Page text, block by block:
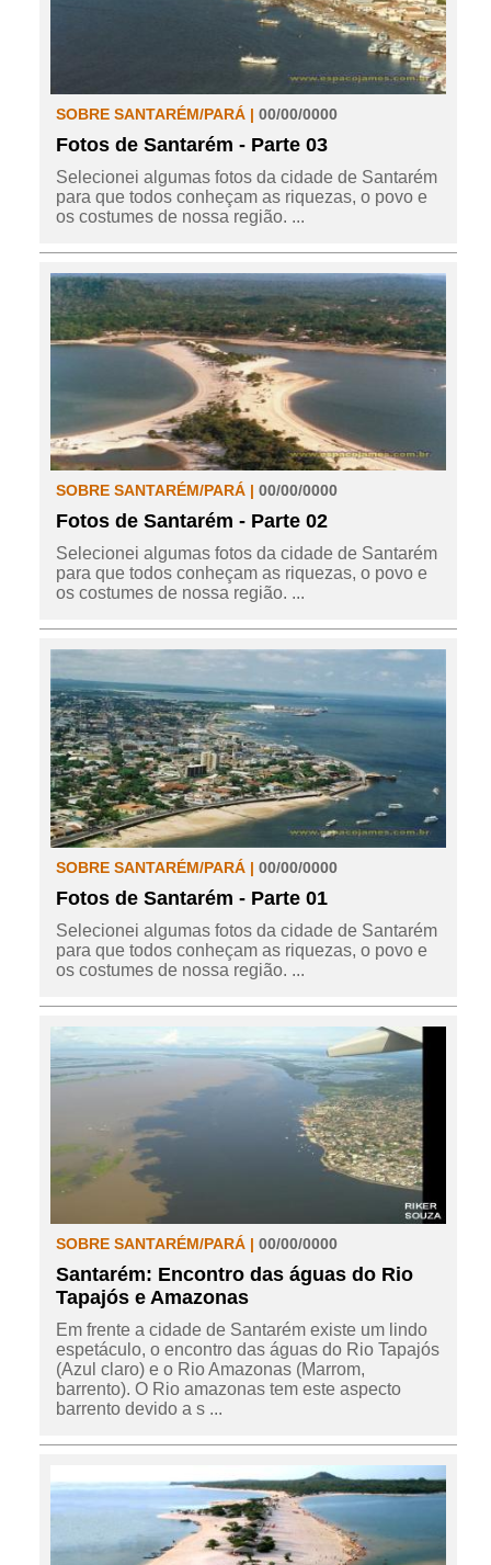
SOBRE SANTARÉM/PARÁ | 00/00/0000
Fotos de Santarém - Parte 03
Selecionei algumas fotos da cidade de Santarém
para que todos conheçam as riquezas, o povo e
os costumes de nossa região. ...
SOBRE SANTARÉM/PARÁ | 00/00/0000
Fotos de Santarém - Parte 02
Selecionei algumas fotos da cidade de Santarém
para que todos conheçam as riquezas, o povo e
os costumes de nossa região. ...
SOBRE SANTARÉM/PARÁ | 00/00/0000
Fotos de Santarém - Parte 01
Selecionei algumas fotos da cidade de Santarém
para que todos conheçam as riquezas, o povo e
os costumes de nossa região. ...
SOBRE SANTARÉM/PARÁ | 00/00/0000
Santarém: Encontro das águas do Rio
Tapajós e Amazonas
Em frente a cidade de Santarém existe um lindo
espetáculo, o encontro das águas do Rio Tapajós
(Azul claro) e o Rio Amazonas (Marrom,
barrento). O Rio amazonas tem este aspecto
barrento devido a s ...